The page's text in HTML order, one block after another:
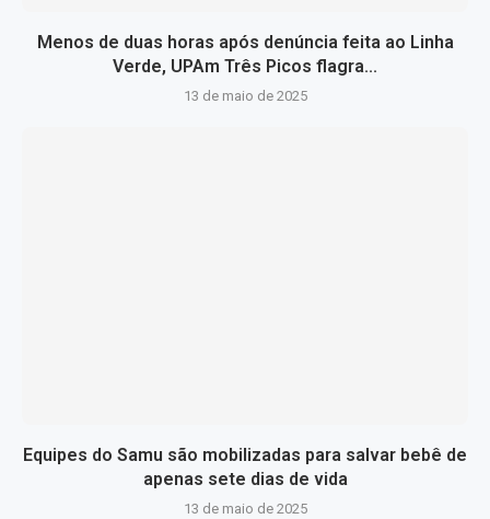
Menos de duas horas após denúncia feita ao Linha
Verde, UPAm Três Picos flagra...
13 de maio de 2025
Equipes do Samu são mobilizadas para salvar bebê de
apenas sete dias de vida
13 de maio de 2025